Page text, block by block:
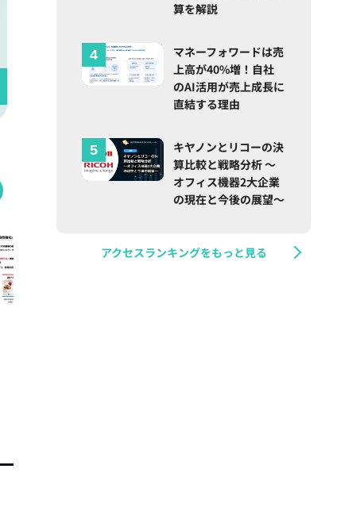
算を解説
マネーフォワードは売
上高が40%増！自社
のAI活用が売上成長に
直結する理由
キヤノンとリコーの決
算比較と戦略分析 ～
オフィス機器2大企業
の現在と今後の展望～
アクセスランキングをもっと見る